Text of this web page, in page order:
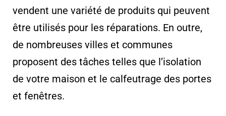
vendent une variété de produits qui peuvent
être utilisés pour les réparations. En outre,
de nombreuses villes et communes
proposent des tâches telles que l’isolation
de votre maison et le calfeutrage des portes
et fenêtres.